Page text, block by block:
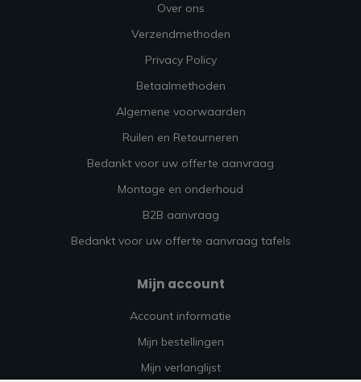
Over ons
Verzendmethoden
Privacy Policy
Betaalmethoden
Algemene voorwaarden
Ruilen en Retourneren
Bedankt voor uw offerte aanvraag
Montage en onderhoud
B2B aanvraag
Bedankt voor uw offerte aanvraag tafels
Mijn account
Account informatie
Mijn bestellingen
Mijn verlanglijst